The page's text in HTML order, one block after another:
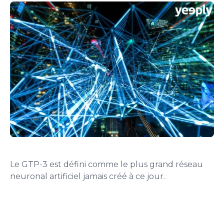
Le GTP-3 est défini comme le plus grand réseau
neuronal artificiel jamais créé à ce jour.